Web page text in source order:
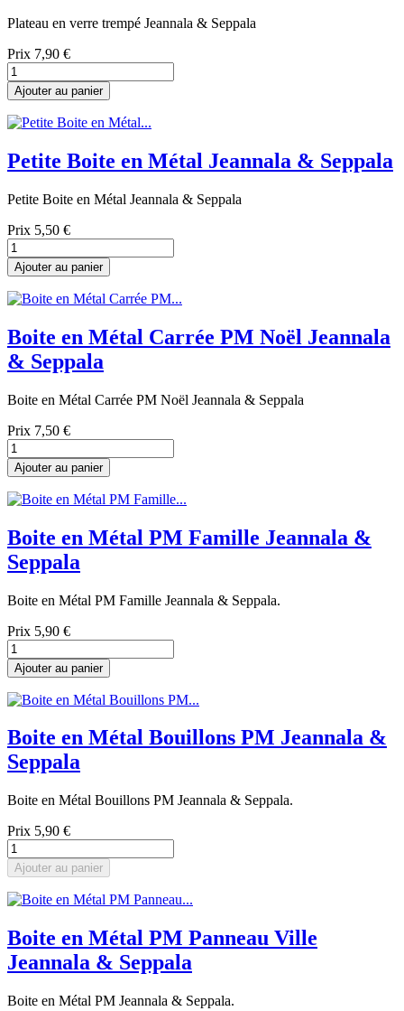
Plateau en verre trempé Jeannala & Seppala
Prix 7,90 €
Ajouter au panier
Petite Boite en Métal Jeannala & Seppala
Petite Boite en Métal Jeannala & Seppala
Prix 5,50 €
Ajouter au panier
Boite en Métal Carrée PM Noël Jeannala
& Seppala
Boite en Métal Carrée PM Noël Jeannala & Seppala
Prix 7,50 €
Ajouter au panier
Boite en Métal PM Famille Jeannala &
Seppala
Boite en Métal PM Famille Jeannala & Seppala.
Prix 5,90 €
Ajouter au panier
Boite en Métal Bouillons PM Jeannala &
Seppala
Boite en Métal Bouillons PM Jeannala & Seppala.
Prix 5,90 €
Ajouter au panier
Boite en Métal PM Panneau Ville
Jeannala & Seppala
Boite en Métal PM Jeannala & Seppala.